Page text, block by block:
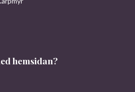
hemsidan?